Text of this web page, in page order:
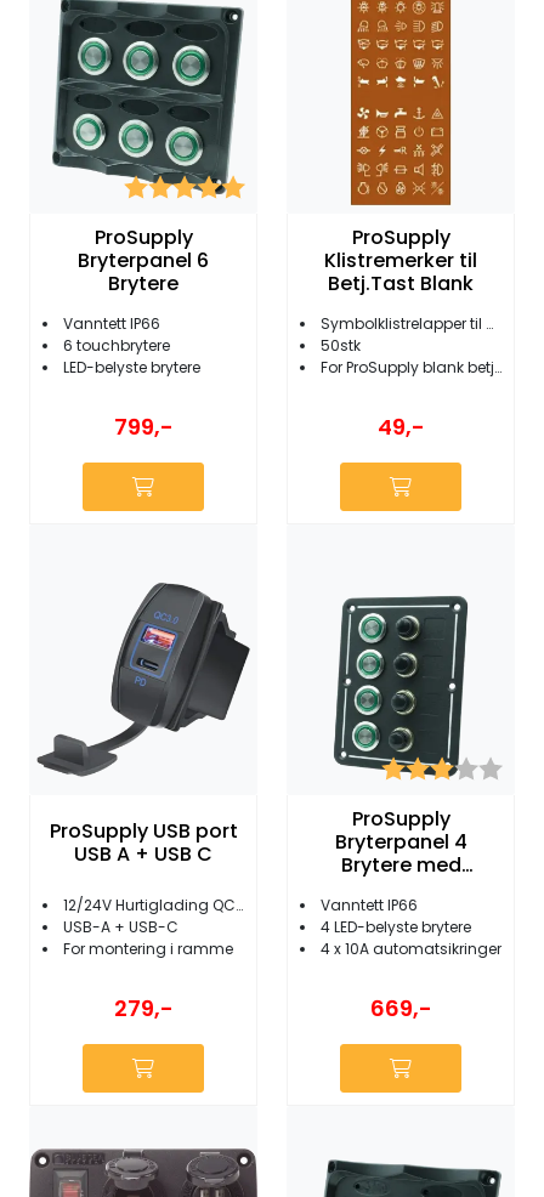
Karakter:
5.0 av 5 mulige
ProSupply
Bryterpanel 6
Brytere
Vanntett IP66
6 touchbrytere
LED-belyste brytere
799,-
ProSupply
Klistremerker til
Betj.Tast Blank
Symbolklistrelapper til betjeningstast
50stk
For ProSupply blank betjeningstast
49,-
ProSupply USB port
USB A + USB C
12/24V Hurtiglading QC3.0
USB-A + USB-C
For montering i ramme
279,-
Karakter:
ProSupply
Bryterpanel 4
Brytere med
Vanntett IP66
4 LED-belyste brytere
4 x 10A automatsikringer
669,-